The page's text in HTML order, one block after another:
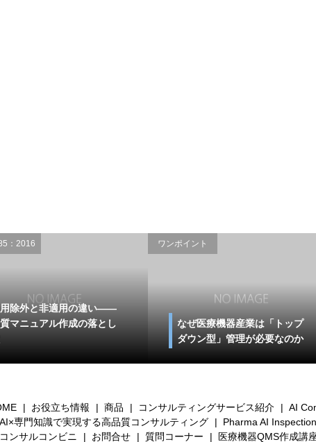
：2016
除外と非適用の違い――
マニュアル作成の落とし
ワンポイント
なぜ医療機器産業は「トップ
ダウン型」管理が必要なのか
お役立ち情報 商品 コンサルティングサービス紹介
AI
AI×専門知識で実現する高品質コンサルティング
Pharma AI
コンサルコンビニ
お問合せ 質問コーナー 医療機器QMS作成講